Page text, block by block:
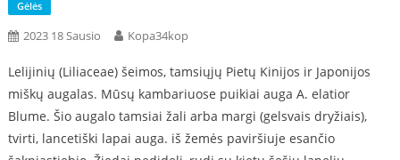
Gėlės
2023 18 Sausio Kopa34kop
Lelijinių (Liliaceae) šeimos, tamsiųjų Pietų Kinijos ir Japonijos
miškų augalas. Mūsų kambariuose puikiai auga A. elatior
Blume. Šio augalo tamsiai žali arba margi (gelsvais dryžiais),
tvirti, lancetiški lapai auga. iš žemės paviršiuje esančio